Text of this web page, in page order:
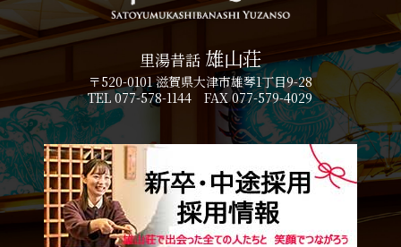
里湯昔話雄山荘
〒520-0101 滋賀県大津市雄琴1丁目9-28
TEL 077-578-1144 FAX 077-579-4029